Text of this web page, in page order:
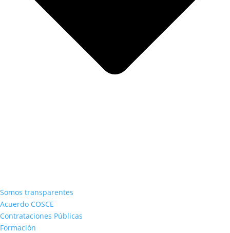
Somos transparentes
Acuerdo COSCE
Contrataciones Públicas
Formación